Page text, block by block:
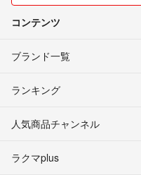
コンテンツ
ブランド一覧
ランキング
人気商品チャンネル
ラクマplus